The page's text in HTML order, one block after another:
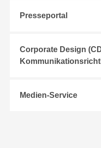
Presseportal
Corporate Design
Medien-Service